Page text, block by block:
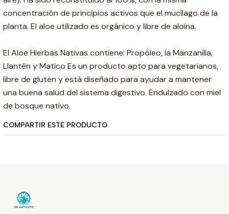
concentración de principios activos que el mucílago de la
planta. El aloe utilizado es orgánico y libre de aloína.
El Aloe Hierbas Nativas contiene: Propóleo, la Manzanilla,
Llantén y Matico Es un producto apto para vegetarianos,
libre de gluten y está diseñado para ayudar a mantener
una buena salud del sistema digestivo. Endulzado con miel
de bosque nativo.
COMPARTIR ESTE PRODUCTO